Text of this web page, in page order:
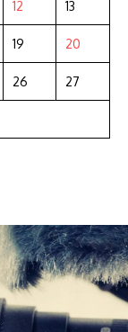
12 13
19 20
26 27